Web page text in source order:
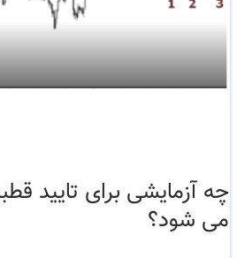
چه آزمایشی برای تایید
می شود؟